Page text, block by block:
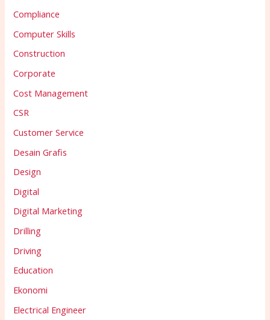
Compliance
Computer Skills
Construction
Corporate
Cost Management
CSR
Customer Service
Desain Grafis
Design
Digital
Digital Marketing
Drilling
Driving
Education
Ekonomi
Electrical Engineer